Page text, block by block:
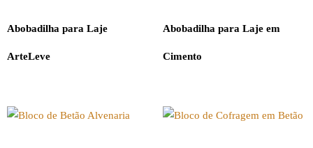
Abobadilha para Laje
ArteLeve
Abobadilha para Laje em
Cimento